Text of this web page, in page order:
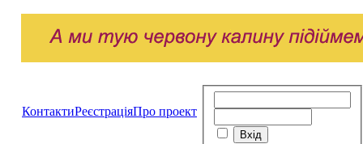
КонтактиРеєстраціяПро проект